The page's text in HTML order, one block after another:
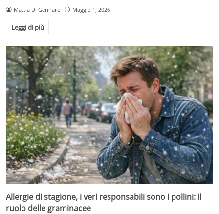
Mattia Di Gennaro Maggio 1, 2026
Leggi di più
Allergie di stagione, i veri responsabili sono i pollini: il
ruolo delle graminacee